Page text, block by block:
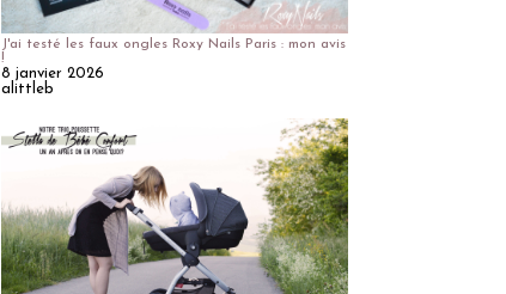
J'ai testé les faux ongles Roxy Nails Paris : mon avis
!
8 janvier 2026
alittleb